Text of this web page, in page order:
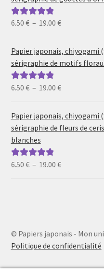
Note5.00sur
6.50 € – 19.00 €Plage
prix :
6.50 €
19.00 €
Papier japonais, chiyogami
sérigraphie de motifs
Note5.00sur
6.50 € – 19.00 €Plage
prix :
6.50 €
Papier japonais, chiyogami
sérigraphie de fleurs de
blanches
Note5.00sur
6.50 € – 19.00 €Plage
© Papiers japonais - Mon
Politique de confidentialité